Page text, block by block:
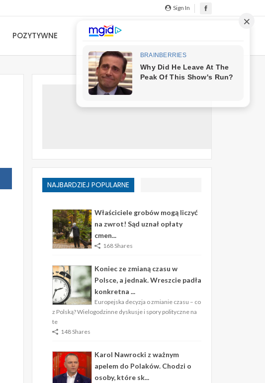
Sign In
POZYTYWNE
NAJBARDZIEJ POPULARNE
Właściciele grobów mogą liczyć
na zwrot! Sąd uznał opłaty
cmen...
168 Shares
Koniec ze zmianą czasu w
Polsce, a jednak. Wreszcie padła
konkretna ...
Europejska decyzja o zmianie czasu – co
z Polską? Wielogodzinne dyskusje i spory polityczne na
te
148 Shares
Karol Nawrocki z ważnym
apelem do Polaków. Chodzi o
osoby, które sk...